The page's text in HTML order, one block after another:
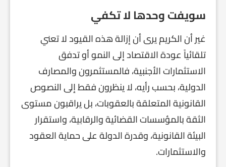
سويفت وحدها لا تكفي
غير أن الكريم يرى أن إزالة هذه القيود لا تعني
تلقائياً عودة الاقتصاد إلى النمو أو تدفق
الاستثمارات الأجنبية، فالمستثمرون والمصارف
الدولية، بحسب رأيه، لا ينظرون فقط إلى النصوص
القانونية المتعلقة بالعقوبات، بل يراقبون مستوى
الثقة بالمؤسسات القضائية والرقابية، واستقرار
البيئة القانونية، وقدرة الدولة على حماية العقود
والاستثمارات.